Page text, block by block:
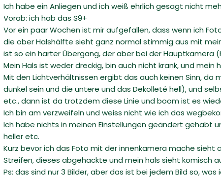
Ich habe ein Anliegen und ich weiß ehrlich gesagt nicht
Vorab: ich hab das S9+
Vor ein paar Wochen ist mir aufgefallen, dass wenn ich
die ober Halshälfte sieht ganz normal stimmig aus mit
ist so ein harter Übergang, der aber bei der Hauptkamera
Mein Hals ist weder dreckig, bin auch nicht krank, und mein
Mit den Lichtverhältnissen ergibt das auch keinen Sinn,
dunkel sein und die untere und das Dekolleté hell), und
etc., dann ist da trotzdem diese Linie und boom ist es
Ich bin am verzweifeln und weiss nicht wie ich das
Ich habe nichts in meinen Einstellungen geändert gehabt
heller etc.
Kurz bevor ich das Foto mit der innenkamera mache sieht
Streifen, dieses abgehackte und mein hals sieht komisch
Ps: das sind nur 3 Bilder, aber das ist bei jedem Bild so,